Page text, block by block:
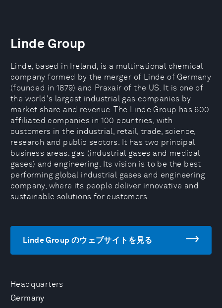
Headquarters
Germany
Linde Group
Linde, based in Ireland, is a multinational chemical
company formed by the merger of Linde of Germany
(founded in 1879) and Praxair of the US. It is one of
the world's largest industrial gas companies by
market share and revenue. The Linde Group has 600
affiliated companies in 100 countries, with
customers in the industrial, retail, trade, science,
research and public sectors. It has two principal
business areas: gas (industrial gases and medical
gases) and engineering. Its vision is to be the best
performing global industrial gases and engineering
company, where its people deliver innovative and
sustainable solutions for customers.
Linde Group のウェブサイトを見る